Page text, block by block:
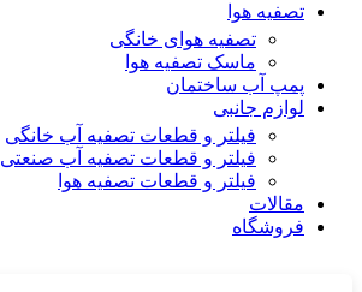
تصفیه هوا
تصفیه هوای خانگی
ماسک تصفیه هوا
پمپ آب ساختمان
لوازم جانبی
فیلتر و قطعات تصفیه آب خانگی
فیلتر و قطعات تصفیه آب صنعتی
فیلتر و قطعات تصفیه هوا
مقالات
فروشگاه